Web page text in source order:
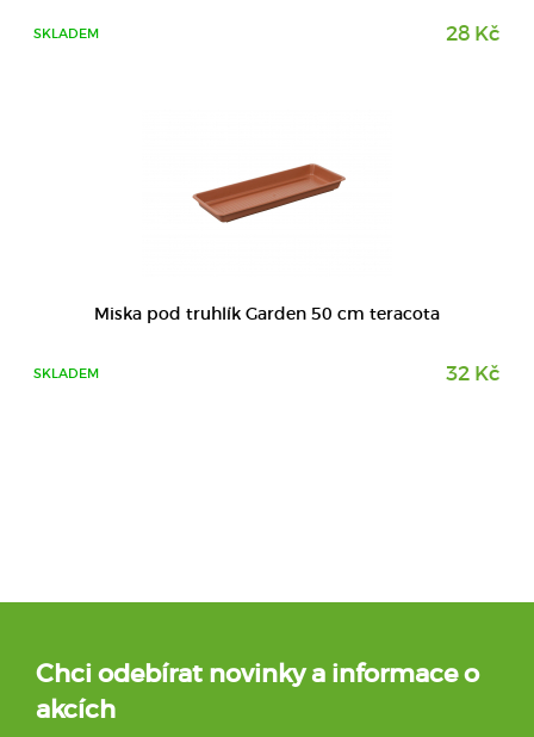
SKLADEM 28 Kč
Miska pod truhlík Garden 50 cm teracota
SKLADEM 32 Kč
Chci odebírat novinky a informace o
akcích